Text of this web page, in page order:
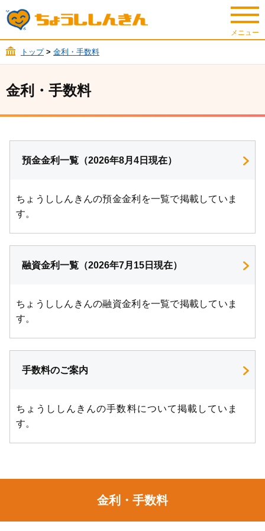
トップ> 金利・手数料
金利・手数料
預金金利一覧（2026年8月4日現在）
ちょうししんきんの預金金利を一覧で掲載していま
す。
融資金利一覧（2026年7月15日現在）
ちょうししんきんの融資金利を一覧で掲載していま
す。
手数料のご案内
ちょうししんきんの手数料について掲載していま
す。
金利・手数料